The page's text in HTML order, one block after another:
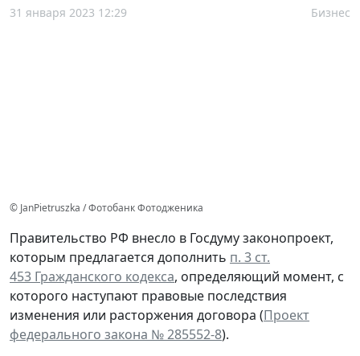
31 января 2023 12:29 Бизнес
© JanPietruszka / Фотобанк Фотодженика
Правительство РФ внесло в Госдуму законопроект,
которым предлагается дополнить п. 3 ст.
453 Гражданского кодекса, определяющий момент, с
которого наступают правовые последствия
изменения или расторжения договора (Проект
федерального закона № 285552-8).